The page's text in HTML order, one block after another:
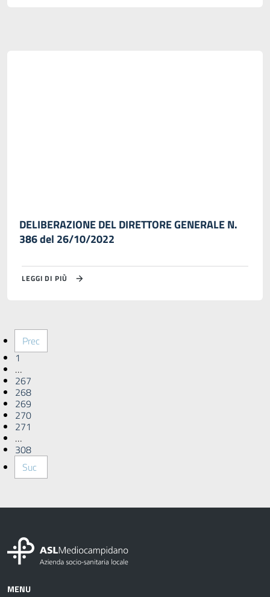
DELIBERAZIONE DEL DIRETTORE GENERALE N.
386 del 26/10/2022
LEGGI DI PIÙ
Prec
1
…
267
268
269
270
271
…
308
Suc
MENU